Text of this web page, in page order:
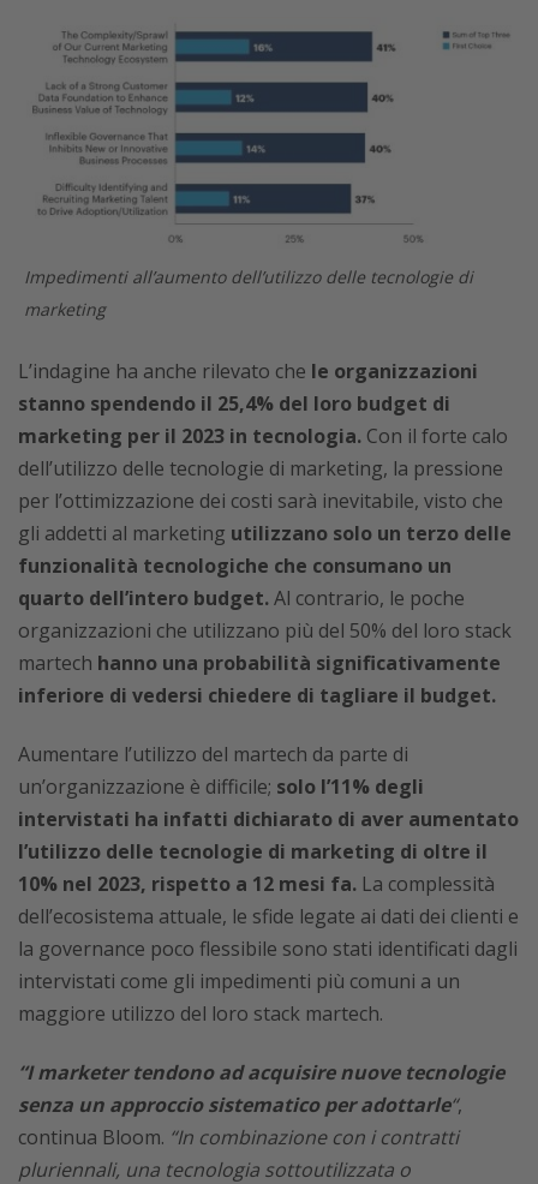
Impedimenti all’aumento dell’utilizzo delle tecnologie di
marketing
L’indagine ha anche rilevato che le organizzazioni
stanno spendendo il 25,4% del loro budget di
marketing per il 2023 in tecnologia. Con il forte calo
dell’utilizzo delle tecnologie di marketing, la pressione
per l’ottimizzazione dei costi sarà inevitabile, visto che
gli addetti al marketing utilizzano solo un terzo delle
funzionalità tecnologiche che consumano un
quarto dell’intero budget.Al contrario, le poche
organizzazioni che utilizzano più del 50% del loro stack
martech hanno una probabilità significativamente
inferiore di vedersi chiedere di tagliare il budget.
Aumentare l’utilizzo del martech da parte di
un’organizzazione è difficile; solo l’11% degli
intervistati ha infatti dichiarato di aver aumentato
l’utilizzo delle tecnologie di marketing di oltre il
10% nel 2023, rispetto a 12 mesi fa. La complessità
dell’ecosistema attuale, le sfide legate ai dati dei clienti e
la governance poco flessibile sono stati identificati dagli
intervistati come gli impedimenti più comuni a un
maggiore utilizzo del loro stack martech.
“I marketer tendono ad acquisire nuove tecnologie
senza un approccio sistematico per adottarle“,
continua Bloom. “In combinazione con i contratti
pluriennali, una tecnologia sottoutilizzata o